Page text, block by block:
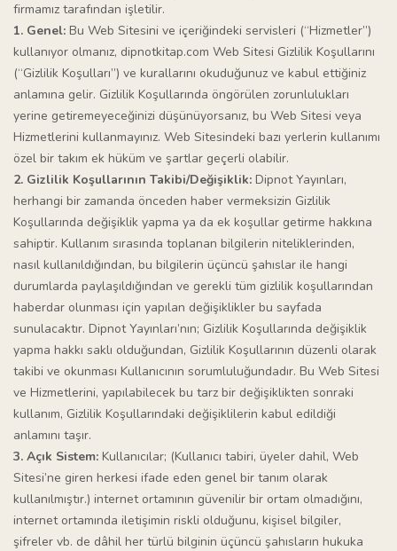
firmamız tarafından işletilir.
1. Genel: Bu Web Sitesini ve içeriğindeki servisleri (“Hizmetler”)
kullanıyor olmanız, dipnotkitap.com Web Sitesi Gizlilik Koşullarını
(“Gizlilik Koşulları”) ve kurallarını okuduğunuz ve kabul ettiğiniz
anlamına gelir. Gizlilik Koşullarında öngörülen zorunlulukları
yerine getiremeyeceğinizi düşünüyorsanız, bu Web Sitesi veya
Hizmetlerini kullanmayınız. Web Sitesindeki bazı yerlerin kullanımı
özel bir takım ek hüküm ve şartlar geçerli olabilir.
2. Gizlilik Koşullarının Takibi/Değişiklik: Dipnot Yayınları,
herhangi bir zamanda önceden haber vermeksizin Gizlilik
Koşullarında değişiklik yapma ya da ek koşullar getirme hakkına
sahiptir. Kullanım sırasında toplanan bilgilerin niteliklerinden,
nasıl kullanıldığından, bu bilgilerin üçüncü şahıslar ile hangi
durumlarda paylaşıldığından ve gerekli tüm gizlilik koşullarından
haberdar olunması için yapılan değişiklikler bu sayfada
sunulacaktır. Dipnot Yayınları’nın; Gizlilik Koşullarında değişiklik
yapma hakkı saklı olduğundan, Gizlilik Koşullarının düzenli olarak
takibi ve okunması Kullanıcının sorumluluğundadır. Bu Web Sitesi
ve Hizmetlerini, yapılabilecek bu tarz bir değişiklikten sonraki
kullanım, Gizlilik Koşullarındaki değişiklilerin kabul edildiği
anlamını taşır.
3. Açık Sistem: Kullanıcılar; (Kullanıcı tabiri, üyeler dahil, Web
Sitesi’ne giren herkesi ifade eden genel bir tanım olarak
kullanılmıştır.) internet ortamının güvenilir bir ortam olmadığını,
internet ortamında iletişimin riskli olduğunu, kişisel bilgiler,
şifreler vb. de dâhil her türlü bilginin üçüncü şahısların hukuka